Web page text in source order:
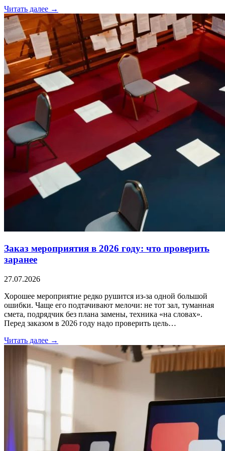
Читать далее →
Заказ мероприятия в 2026 году: что проверить
заранее
27.07.2026
Хорошее мероприятие редко рушится из-за одной большой
ошибки. Чаще его подтачивают мелочи: не тот зал, туманная
смета, подрядчик без плана замены, техника «на словах».
Перед заказом в 2026 году надо проверить цель…
Читать далее →